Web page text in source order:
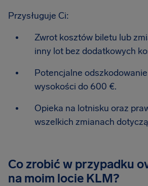
Przysługuje Ci:
Zwrot kosztów biletu lub
inny lot bez dodatkowych
Potencjalne
wysokości do 600 €.
Opieka na lotnisku oraz
wszelkich zmianach
Co zrobić w przypadku
na moim locie KLM?